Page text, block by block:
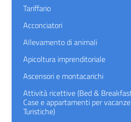
Tariffario
Acconciatori
Allevamento di animali
Apicoltura imprenditoriale
Ascensori e montacarichi
Attività ricettive (Bed &
Case e appartamenti per
Turistiche)